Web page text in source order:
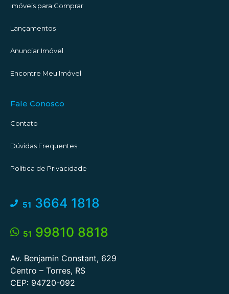
Imóveis para Comprar
Lançamentos
Anunciar Imóvel
Encontre Meu Imóvel
Fale Conosco
Contato
Dúvidas Frequentes
Política de Privacidade
51 3664 1818
51 99810 8818
Av. Benjamin Constant, 629
Centro – Torres, RS
CEP: 94720-092